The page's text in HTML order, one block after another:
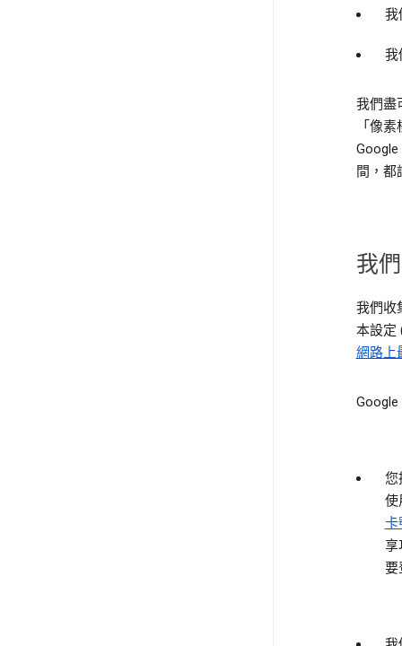
我
我
我們盡
「像
間，都
我
我們收
本設定
網路上
您
使
卡
享
要